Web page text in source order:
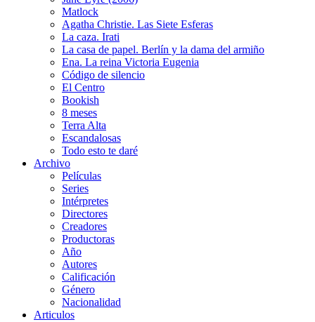
Matlock
Agatha Christie. Las Siete Esferas
La caza. Irati
La casa de papel. Berlín y la dama del armiño
Ena. La reina Victoria Eugenia
Código de silencio
El Centro
Bookish
8 meses
Terra Alta
Escandalosas
Todo esto te daré
Archivo
Películas
Series
Intérpretes
Directores
Creadores
Productoras
Año
Autores
Calificación
Género
Nacionalidad
Articulos